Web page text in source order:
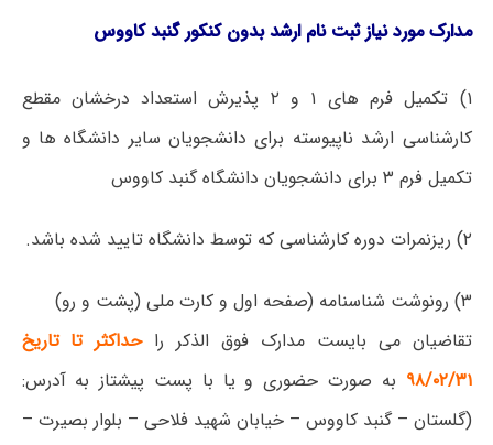
مدارک مورد نیاز ثبت نام ارشد بدون کنکور گنبد کاووس
۱) تکمیل فرم های ۱ و ۲ پذیرش استعداد درخشان مقطع
کارشناسی ارشد ناپیوسته برای دانشجویان سایر دانشگاه ها و
تکمیل فرم ۳ برای دانشجویان دانشگاه گنبد کاووس
۲) ریزنمرات دوره کارشناسی که توسط دانشگاه تایید شده باشد.
۳) رونوشت شناسنامه (صفحه اول و کارت ملی (پشت و رو)
تقاضیان می بایست مدارک فوق الذکر راحداکثر تا تاریخ
۹۸/۰۲/۳۱ به صورت حضوری و یا با پست پیشتاز به آدرس:
(گلستان – گنبد کاووس – خیابان شهید فلاحی – بلوار بصیرت –